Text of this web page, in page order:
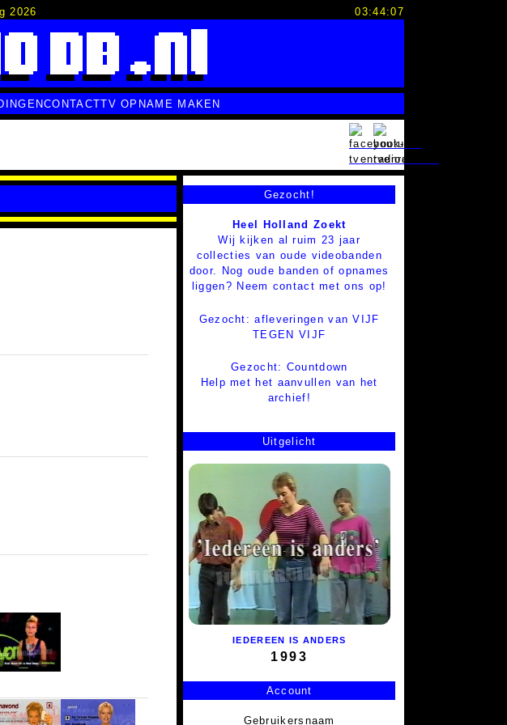
2026 03:44:07
CONTACTTV OPNAME MAKEN
Gezocht!
Heel Holland Zoekt
Wij kijken al ruim 23 jaar
collecties van oude videobanden
door. Nog oude banden of opnames
liggen? Neem contact met ons op!
Gezocht: afleveringen van VIJF
TEGEN VIJF
Gezocht: Countdown
Help met het aanvullen van het
archief!
Uitgelicht
IEDEREEN IS ANDERS
1993
Account
Gebruikersnaam